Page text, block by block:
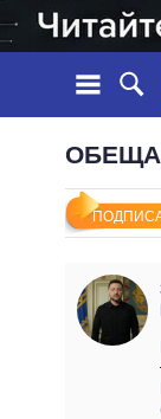
ЛЕНТА
СТАТЬИ
ВСЕ